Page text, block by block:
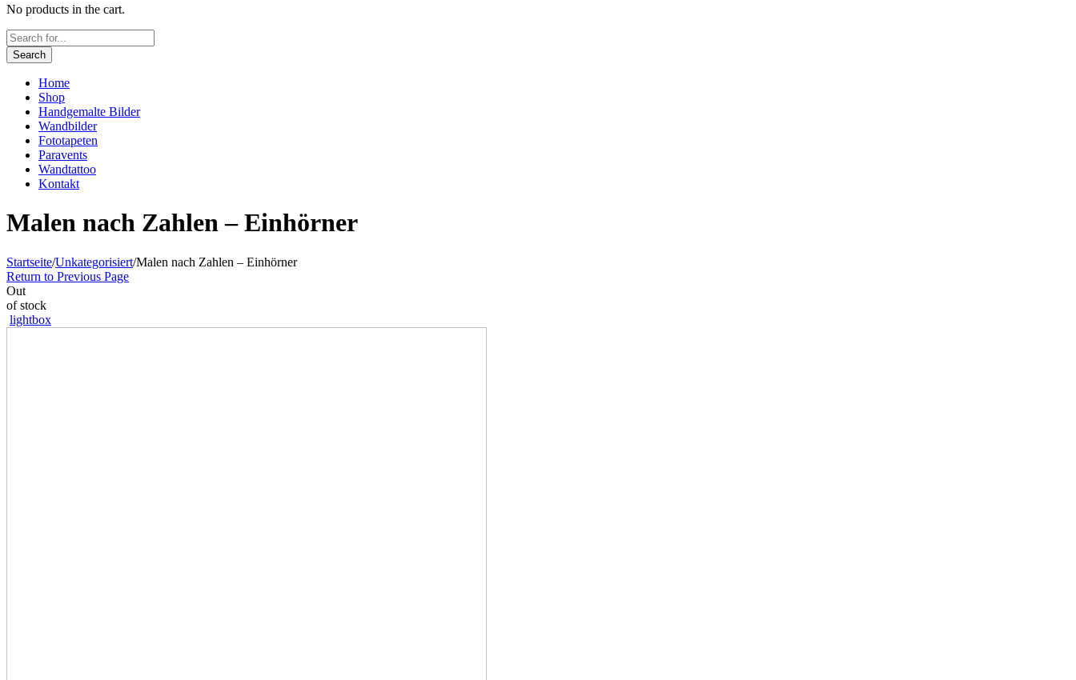
No products in the cart.
Search
Home
Shop
Handgemalte Bilder
Wandbilder
Fototapeten
Paravents
Wandtattoo
Kontakt
Malen nach Zahlen – Einhörner
Startseite/Unkategorisiert/Malen nach Zahlen – Einhörner
Return to Previous Page
Out
of stock
lightbox